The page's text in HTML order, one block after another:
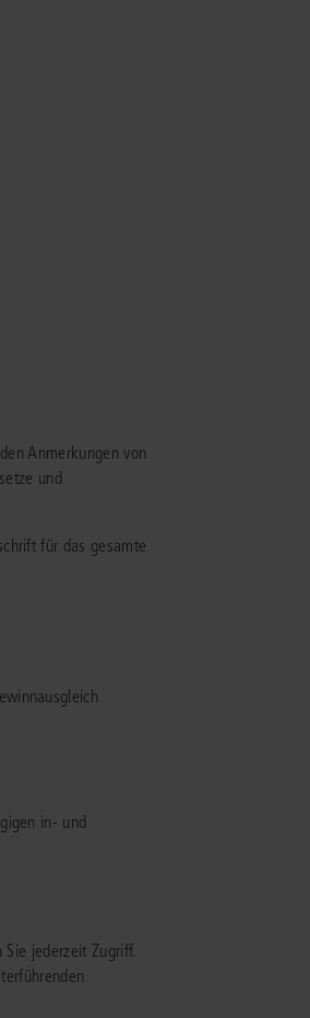
Anmerkungen von
und
für das gesamte
in- und
jederzeit Zugriff.